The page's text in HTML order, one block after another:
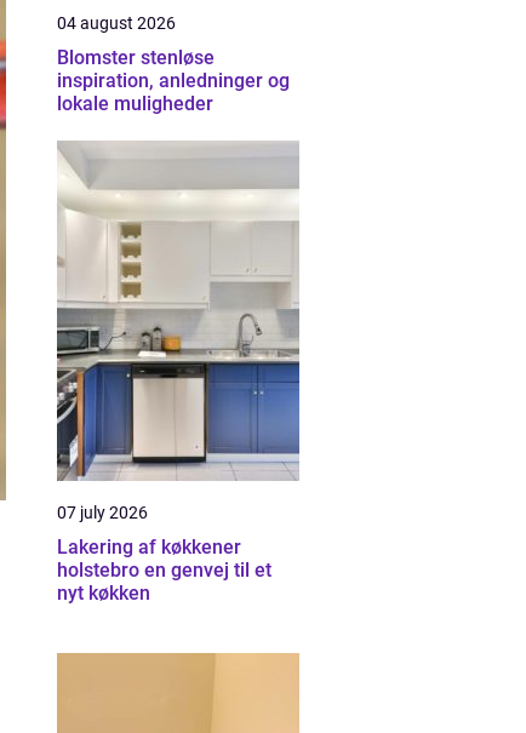
04 august 2026
Blomster stenløse
inspiration, anledninger og
lokale muligheder
07 july 2026
Lakering af køkkener
holstebro en genvej til et
nyt køkken